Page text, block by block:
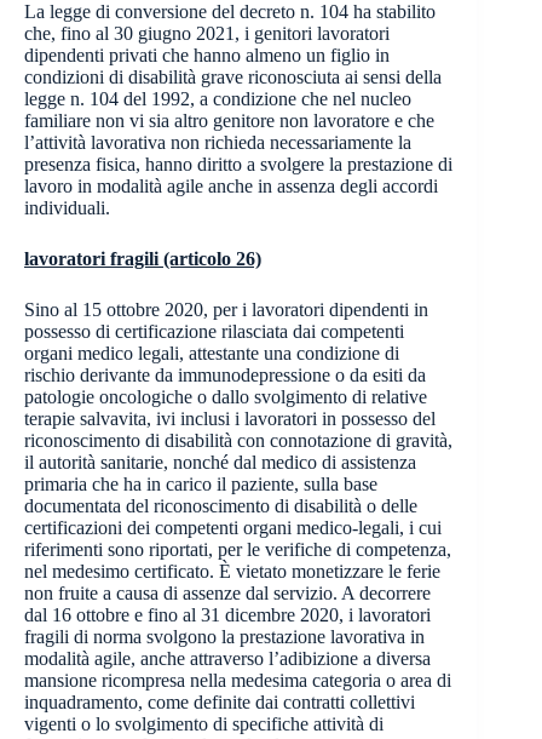
La legge di conversione del decreto n. 104 ha stabilito
che, fino al 30 giugno 2021, i genitori lavoratori
dipendenti privati che hanno almeno un figlio in
condizioni di disabilità grave riconosciuta ai sensi della
legge n. 104 del 1992, a condizione che nel nucleo
familiare non vi sia altro genitore non lavoratore e che
l’attività lavorativa non richieda necessariamente la
presenza fisica, hanno diritto a svolgere la prestazione di
lavoro in modalità agile anche in assenza degli accordi
individuali.
lavoratori fragili (articolo 26)
Sino al 15 ottobre 2020, per i lavoratori dipendenti in
possesso di certificazione rilasciata dai competenti
organi medico legali, attestante una condizione di
rischio derivante da immunodepressione o da esiti da
patologie oncologiche o dallo svolgimento di relative
terapie salvavita, ivi inclusi i lavoratori in possesso del
riconoscimento di disabilità con connotazione di gravità,
il autorità sanitarie, nonché dal medico di assistenza
primaria che ha in carico il paziente, sulla base
documentata del riconoscimento di disabilità o delle
certificazioni dei competenti organi medico-legali, i cui
riferimenti sono riportati, per le verifiche di competenza,
nel medesimo certificato. È vietato monetizzare le ferie
non fruite a causa di assenze dal servizio. A decorrere
dal 16 ottobre e fino al 31 dicembre 2020, i lavoratori
fragili di norma svolgono la prestazione lavorativa in
modalità agile, anche attraverso l’adibizione a diversa
mansione ricompresa nella medesima categoria o area di
inquadramento, come definite dai contratti collettivi
vigenti o lo svolgimento di specifiche attività di